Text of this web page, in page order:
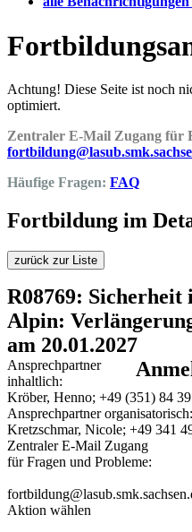
Achtung! Diese Seite ist noch
optimiert.
Zentraler E-Mail Zugang für
Häufige Fragen: FAQ
Fortbildung im
zurück zur Liste
R08769:
Alpin:
am 20.01.2027
Ansprechpartner
inhaltlich:
Kröber, Henno; +49 (351) 84
Ansprechpartner organisatorisch:
Kretzschmar, Nicole; +49 341
Zentraler E-Mail Zugang
für Fragen und Probleme:
Aktion wählen